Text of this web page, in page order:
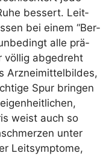
bes­sert. Leit­
bei einem “Ber­
alle prä­
völ­lig abge­dreht
Arz­nei­mit­tel­bil­des,
Spur brin­gen
weist auch so
unter
Leit­sym­pto­me,